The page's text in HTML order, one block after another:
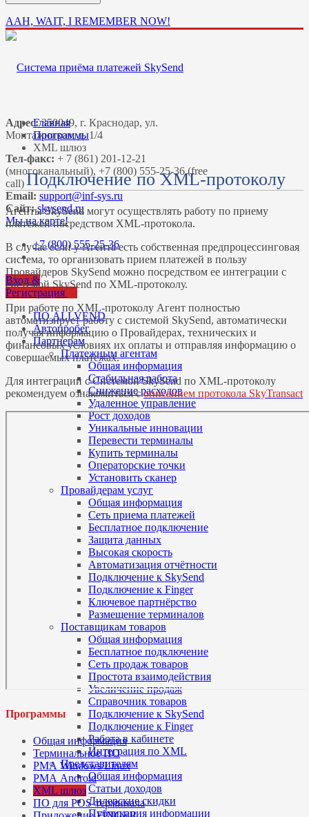
AAH, WAIT, I REMEMBER NOW!
Адрес:350049, г. Краснодар, ул.
Монтажников, д. 1/4
Тел-факс: + 7 (861) 201-12-21
(многоканальный), +7 (800) 555-25-36 (free
call)
Email:
Сайт: skysend.ru
Мы на карте!
+7 (800) 555-25-36
Вход &
Регистрация
ПО ALLVEND
Автопробег
Партнерам
Платежным агентам
Общая информация
Стабильная работа
Снижение расходов
Удаленное управление
Рост доходов
Уникальные инновации
Перевести терминалы
Купить терминалы
Операторские точки
Установить сканер
Провайдерам услуг
Общая информация
Сеть приема платежей
Бесплатное подключение
Защита данных
Высокая скорость
Автоматизация отчётности
Подключение к SkySend
Подключение к Finger
Ключевое партнёрство
Размещение терминалов
Поставщикам товаров
Общая информация
Бесплатное подключение
Сеть продаж товаров
Простота взаимодействия
Увеличение продаж
Справочник товаров
Подключение к SkySend
Подключение к Finger
Работа в кабинете
Интеграция по XML
Представителям
Общая информация
Статьи доходов
Дилерские скидки
Публикация информации
Главная
Программы
XML шлюз
Подключение по XML-протоколу
Агенты SkySend могут осуществлять работу по приему
платежей посредством XML-протокола.
В случае если у Агента есть собственная предпроцессинговая
система, то организовать прием платежей в пользу
Провайдеров SkySend можно посредством ее интеграции с
системой SkySend по XML-протоколу.
При работе по XML-протоколу Агент полностью
автоматизирует работу с системой SkySend, автоматически
получая информацию о Провайдерах, технических и
финансовых условиях их оплаты и отправляя информацию о
совершаемых платежах.
Для интеграции с Системой SkySend по XML-протоколу
рекомендуем ознакомиться сописанием протокола SkyTransact
Программы
Общая информация
Терминальное ПО
РМА Windows/Linux
РМА Android
XML шлюз
ПО для POS-терминала